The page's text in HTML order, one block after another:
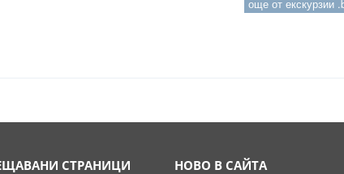
още от екскурзии
СТРАНИЦИ НОВО В САЙТА